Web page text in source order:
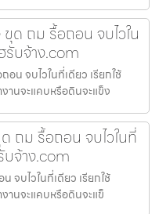
ด ถม รื้อถอน จบไวใน
รับจ้าง.com
น จบไวในที่เดียว เรียกใช้
านจะแคบหรือดินจะแข็ง
ถม รื้อถอน จบไวในที่
บจ้าง.com
จบไวในที่เดียว เรียกใช้
านจะแคบหรือดินจะแข็